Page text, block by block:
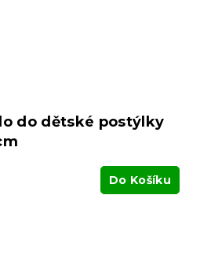
do dětské postýlky
Do Košíku